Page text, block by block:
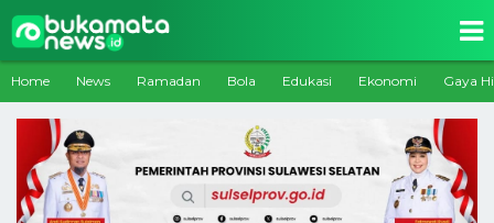
Home News Ramadan Bola Edukasi Ekonomi Gaya